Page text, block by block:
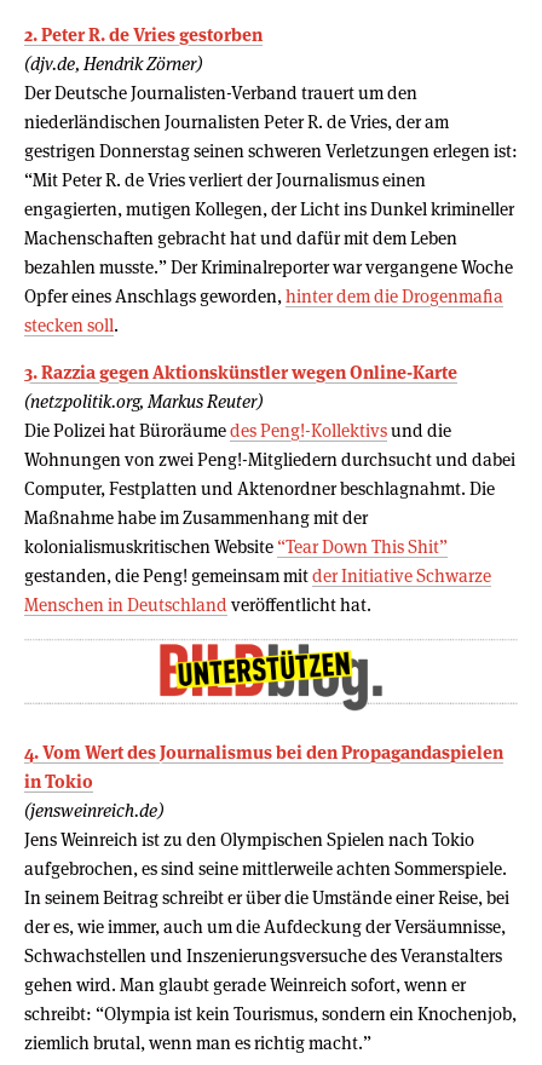
2. Peter R. de Vries gestorben
(djv.de, Hendrik Zörner)
Der Deutsche Journalisten-Verband trauert um den
niederländischen Journalisten Peter R. de Vries, der am
gestrigen Donnerstag seinen schweren Verletzungen erlegen ist:
“Mit Peter R. de Vries verliert der Journalismus einen
engagierten, mutigen Kollegen, der Licht ins Dunkel krimineller
Machenschaften gebracht hat und dafür mit dem Leben
bezahlen musste.” Der Kriminalreporter war vergangene Woche
Opfer eines Anschlags geworden, hinter dem die Drogenmafia
stecken soll.
3. Razzia gegen Aktionskünstler wegen Online-Karte
(netzpolitik.org, Markus Reuter)
Die Polizei hat Büroräumedes Peng!-Kollektivsund die
Wohnungen von zwei Peng!-Mitgliedern durchsucht und dabei
Computer, Festplatten und Aktenordner beschlagnahmt. Die
Maßnahme habe im Zusammenhang mit der
kolonialismuskritischen Website “Tear Down This Shit”
gestanden, die Peng! gemeinsam mitder Initiative Schwarze
Menschen in Deutschland veröffentlicht hat.
4. Vom Wert des Journalismus bei den Propagandaspielen
in Tokio
(jensweinreich.de)
Jens Weinreich ist zu den Olympischen Spielen nach Tokio
aufgebrochen, es sind seine mittlerweile achten Sommerspiele.
In seinem Beitrag schreibt er über die Umstände einer Reise, bei
der es, wie immer, auch um die Aufdeckung der Versäumnisse,
Schwachstellen und Inszenierungsversuche des Veranstalters
gehen wird. Man glaubt gerade Weinreich sofort, wenn er
schreibt: “Olympia ist kein Tourismus, sondern ein Knochenjob,
ziemlich brutal, wenn man es richtig macht.”